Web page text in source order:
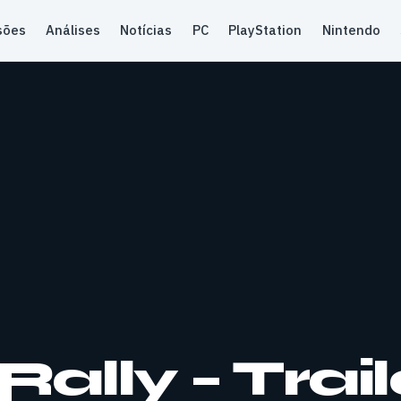
Análises Notícias PC PlayStation Nintendo
–